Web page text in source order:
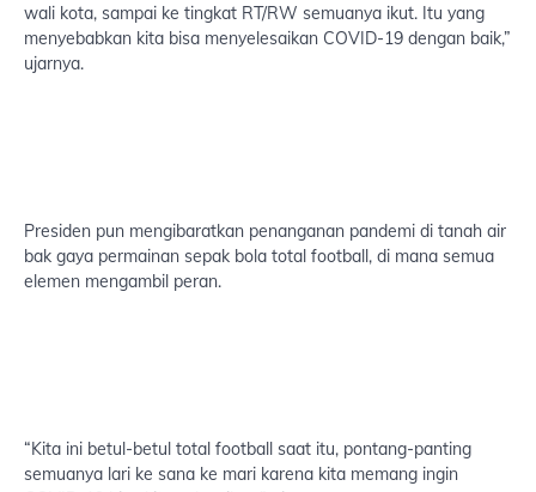
wali kota, sampai ke tingkat RT/RW semuanya ikut. Itu yang
menyebabkan kita bisa menyelesaikan COVID-19 dengan baik,”
ujarnya.
Presiden pun mengibaratkan penanganan pandemi di tanah air
bak gaya permainan sepak bola total football, di mana semua
elemen mengambil peran.
“Kita ini betul-betul total football saat itu, pontang-panting
semuanya lari ke sana ke mari karena kita memang ingin